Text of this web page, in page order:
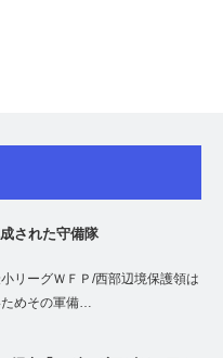
された守備隊
リーグＷＦＰ/西部辺境保護領は
めその軍備…